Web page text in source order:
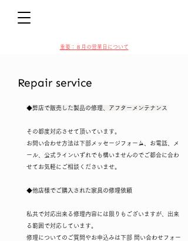
​​重要：８月の営業日について
Repair service
◆弊店で販売した製品の修理、アフターメンテナンス
その都度対応させて頂いています。
お問い合わせ方法は下部メッセージフォーム、お電話、メ
ール、公式ライン​いずれでも構いませんのでご都合に合わ
せてお気軽にご相談くださいませ。
◆他店様でご購入された家具の修理依頼
私共で対応出来る修理内容には限りもございますが、出来
る範囲で対応しています。
修理についてのご質問やお申込みは下部 問い合わせフォー